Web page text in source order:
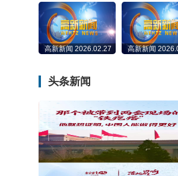
高新新闻 2026.02.27 高新新闻
头条新闻